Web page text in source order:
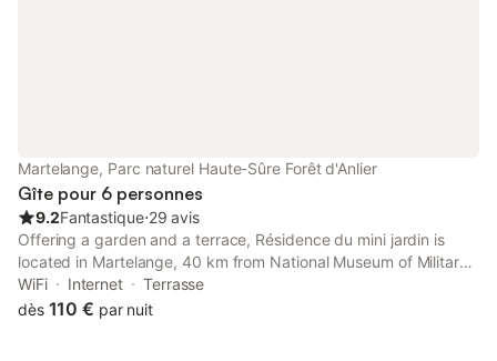
Martelange, Parc naturel Haute-Sûre Forêt d'Anlier
Gîte pour 6 personnes
9.2Fantastique⋅29 avis
Offering a garden and a terrace, Résidence du mini jardin is
located in Martelange, 40 km from National Museum of Military
History. Free WiFi is available throughout the property and
National Museum for Historical Vehicle is 40 km away.
WiFi Internet
Terrasse
dès 110 € par nuit